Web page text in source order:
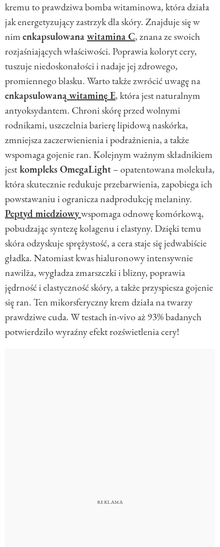
kremu to prawdziwa bomba witaminowa, która działa
jak energetyzujący zastrzyk dla skóry. Znajduje się w
nimenkapsulowanawitamina C, znana ze swoich
rozjaśniających właściwości. Poprawia koloryt cery,
tuszuje niedoskonałości i nadaje jej zdrowego,
promiennego blasku. Warto także zwrócić uwagę na
enkapsulowanąwitaminę E, która jest naturalnym
antyoksydantem. Chroni skórę przed wolnymi
rodnikami, uszczelnia barierę lipidową naskórka,
zmniejsza zaczerwienienia i podrażnienia, a także
wspomaga gojenie ran. Kolejnym ważnym składnikiem
jestkompleks OmegaLight– opatentowana molekuła,
która skutecznie redukuje przebarwienia, zapobiega ich
powstawaniu i ogranicza nadprodukcję melaniny.
Peptyd miedziowywspomaga odnowę komórkową,
pobudzając syntezę kolagenu i elastyny. Dzięki temu
skóra odzyskuje sprężystość, a cera staje się jedwabiście
gładka. Natomiast kwas hialuronowy intensywnie
nawilża, wygładza zmarszczki i blizny, poprawia
jędrność i elastyczność skóry, a także przyspiesza gojenie
się ran. Ten mikorsferyczny krem działa na twarzy
prawdziwe cuda. W testach in-vivo aż 93% badanych
potwierdziło wyraźny efekt rozświetlenia cery!